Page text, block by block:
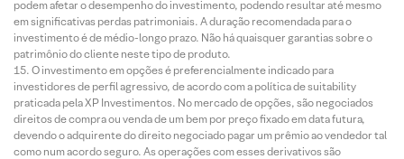
podem afetar o desempenho do investimento, podendo resultar até mesmo
em significativas perdas patrimoniais. A duração recomendada para o
investimento é de médio-longo prazo. Não há quaisquer garantias sobre o
patrimônio do cliente neste tipo de produto.
O investimento em opções é preferencialmente indicado para
investidores de perfil agressivo, de acordo com a política de suitability
praticada pela XP Investimentos. No mercado de opções, são negociados
direitos de compra ou venda de um bem por preço fixado em data futura,
devendo o adquirente do direito negociado pagar um prêmio ao vendedor tal
como num acordo seguro. As operações com esses derivativos são